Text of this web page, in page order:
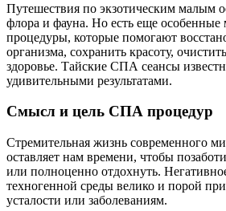
Путешествия по экзотическим малым
флора и фауна. Но есть еще особенные
процедуры, которые помогают
организма, сохранить красоту,
здоровье. Тайские СПА сеансы
удивительными результатами.
Смысл и цель СПА процедур
Стремительная жизнь современного
оставляет нам времени, чтобы
или полноценно отдохнуть.
техногенной среды велико и порой
усталости или заболеваниям.